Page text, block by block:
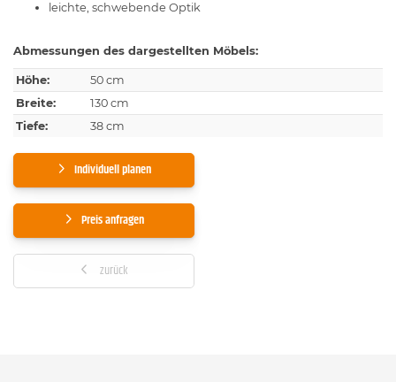
leichte, schwebende Optik
Abmessungen des dargestellten Möbels:
Höhe:
50 cm
Breite:
130 cm
Tiefe:
38 cm
Individuell planen
Preis anfragen
zurück